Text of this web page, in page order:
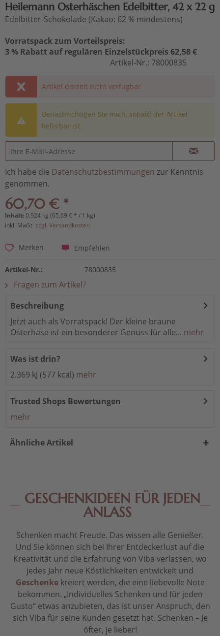
Heilemann Osterhäschen Edelbitter, 42 x 22 g
Edelbitter-Schokolade (Kakao: 62 % mindestens)
Vorratspack zum Vorteilspreis:
3 % Rabatt auf regulären Einzelstückpreis 62,58 €
Artikel-Nr.: 78000835
Artikel derzeit nicht verfügbar
Benachrichtigen Sie mich, sobald der Artikel
lieferbar ist.
Ich habe die Datenschutzbestimmungen zur Kenntnis
genommen.
60,70 € *
Inhalt:0.924 kg (65,69 € * / 1 kg)
inkl. MwSt. zzgl. Versandkosten
Merken Empfehlen
Artikel-Nr.: 78000835
Fragen zum Artikel?
Beschreibung
Jetzt auch als Vorratspack! Der kleine braune
Osterhase ist ein besonderer Genuss für alle... mehr
Was ist drin?
2.369 kJ (577 kcal) mehr
Trusted Shops Bewertungen
mehr
Ähnliche Artikel
GESCHENKIDEEN FÜR JEDEN
ANLASS
Schenken macht Freude. Das wissen alle Genießer.
Und Sie können sich bei Ihrer Entdeckerlust auf die
Kreativität und die Erfahrung von Viba verlassen, wo
jedes Jahr neue Köstlichkeiten entwickelt und
Geschenkekreiert werden, die eine liebevolle Note
bekommen. „Individuelles Schenken und für jeden
Gusto“ etwas anzubieten, das ist unser Anspruch, den
sich Viba für seine Kunden gesetzt hat. Schenken – Je
öfter, je lieber!